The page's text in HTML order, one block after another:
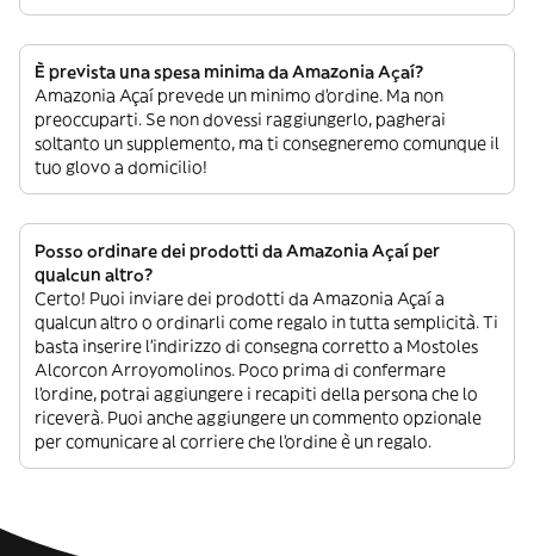
È prevista una spesa minima da Amazonia Açaí?
Amazonia Açaí prevede un minimo d’ordine. Ma non
preoccuparti. Se non dovessi raggiungerlo, pagherai
soltanto un supplemento, ma ti consegneremo comunque il
tuo glovo a domicilio!
Posso ordinare dei prodotti da Amazonia Açaí per
qualcun altro?
Certo! Puoi inviare dei prodotti da Amazonia Açaí a
qualcun altro o ordinarli come regalo in tutta semplicità. Ti
basta inserire l’indirizzo di consegna corretto a Mostoles
Alcorcon Arroyomolinos. Poco prima di confermare
l’ordine, potrai aggiungere i recapiti della persona che lo
riceverà. Puoi anche aggiungere un commento opzionale
per comunicare al corriere che l’ordine è un regalo.